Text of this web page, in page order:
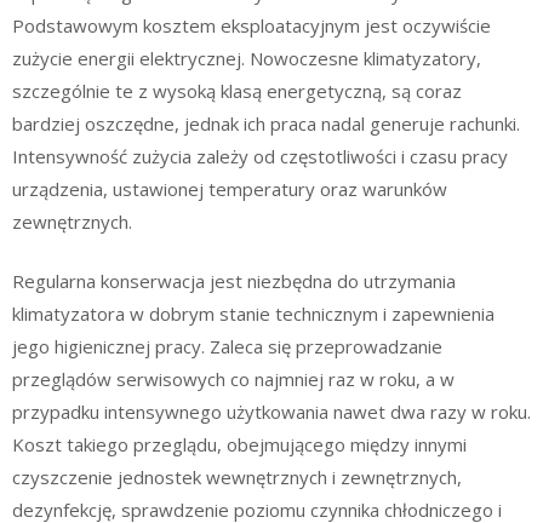
Podstawowym kosztem eksploatacyjnym jest oczywiście
zużycie energii elektrycznej. Nowoczesne klimatyzatory,
szczególnie te z wysoką klasą energetyczną, są coraz
bardziej oszczędne, jednak ich praca nadal generuje rachunki.
Intensywność zużycia zależy od częstotliwości i czasu pracy
urządzenia, ustawionej temperatury oraz warunków
zewnętrznych.
Regularna konserwacja jest niezbędna do utrzymania
klimatyzatora w dobrym stanie technicznym i zapewnienia
jego higienicznej pracy. Zaleca się przeprowadzanie
przeglądów serwisowych co najmniej raz w roku, a w
przypadku intensywnego użytkowania nawet dwa razy w roku.
Koszt takiego przeglądu, obejmującego między innymi
czyszczenie jednostek wewnętrznych i zewnętrznych,
dezynfekcję, sprawdzenie poziomu czynnika chłodniczego i